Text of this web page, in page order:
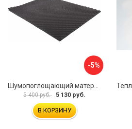
-5%
Шумопоглощающий материал Dreamcar Wave 15 WD-15M-S075100P1046
5 400 руб. 5 130 руб.
В КОРЗИНУ